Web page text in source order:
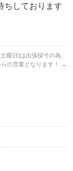
ちしております
曜日)は出張採寸の為、
の営業となります！
→